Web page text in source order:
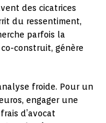
des cicatrices
du ressentiment,
parfois la
co-construit, génère
froide. Pour un
engager une
d’avocat